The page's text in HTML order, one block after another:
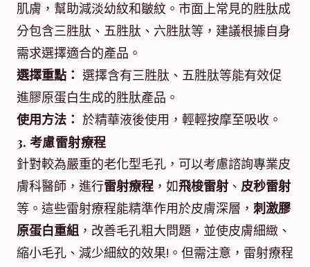
肌膚，幫助減淡幼紋和皺紋。市面上常見的胜肽成
分包含三胜肽、五胜肽、六胜肽等，建議根據自身
需求選擇適合的產品。
選擇重點： 選擇含有三胜肽、五胜肽等能有效促
進膠原蛋白生成的胜肽產品。
使用方法： 於精華液後使用，輕輕按摩至吸收。
3. 考慮雷射療程
針對較為嚴重的老化型毛孔，可以考慮諮詢專業皮
膚科醫師，進行雷射療程 ，如飛梭雷射 、 皮秒雷射
等。這些雷射療程能精準作用於皮膚深層， 刺激膠
原蛋白重組 ，改善毛孔粗大問題，並使皮膚細緻、
縮小毛孔、減少細紋的效果!。但需注意，雷射療程